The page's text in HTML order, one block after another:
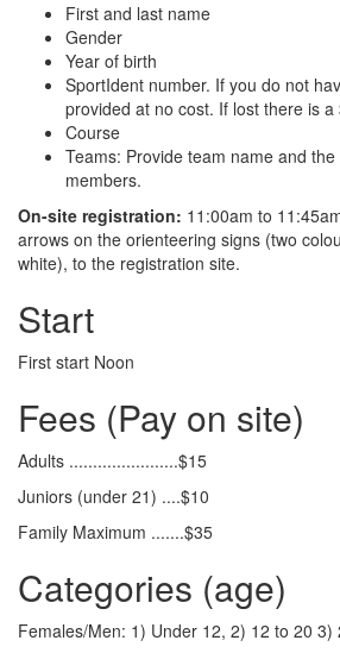
First and last name
Gender
Year of birth
SportIdent number. If you do not
provided at no cost. If lost there is a
Course
Teams: Provide team name and
members.
On-site registration: 11:00am to
arrows on the orienteering signs (two
white), to the registration site.
Start
First start Noon
Fees (Pay on site)
Adults .......................$15
Juniors (under 21) ....$10
Family Maximum .......$35
Categories (age)
Females/Men: 1) Under 12, 2) 12 to 20 3)